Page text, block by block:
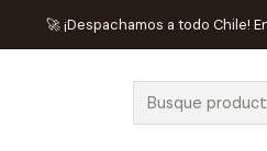
🚀 ¡Despachamos a todo Chile!
Juegos de Mesa Editorial
AGOTADO